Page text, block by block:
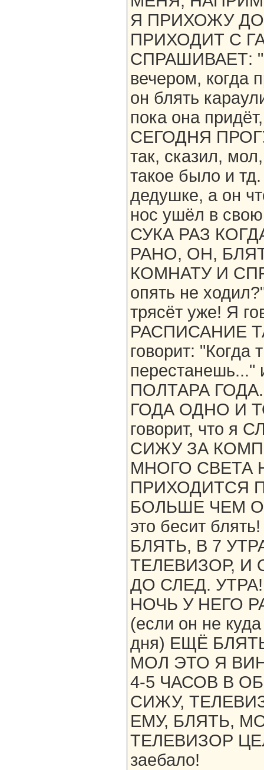
Я ПРИХОЖУ
ПРИХОДИТ С
СПРАШИВАЕТ:
вечером, когда
он блять
пока она
СЕГОДНЯ
так, сказил,
такое было и
дедушке, а он
нос ушёл в
СУКА РАЗ
РАНО, ОН,
КОМНАТУ И
опять не
трясёт уже! Я
РАСПИСАНИЕ
говорит: "Когда
ПОЛТАРА
ГОДА ОДНО И
говорит, что
СИЖУ ЗА
МНОГО СВЕТА
ПРИХОДИТСЯ
БОЛЬШЕ ЧЕМ
это бесит
БЛЯТЬ, В 7
ТЕЛЕВИЗОР, И
ДО СЛЕД.
НОЧЬ У НЕГО
(если он не
дня) ЕЩЁ
МОЛ ЭТО Я
4-5 ЧАСОВ В
СИЖУ,
ЕМУ, БЛЯТЬ,
ТЕЛЕВИЗОР
заебало!